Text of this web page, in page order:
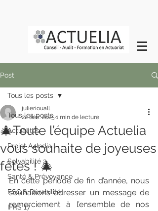
Post
Tous les posts
Actualités
Projet A4India
Solvabilité 2
Santé & Prévoyance
ESG & Durabilité
IFRS 17
Tous les posts
🎄Toute l’équipe Actuelia
vous souhaite de joyeuses
fêtes ! 🎄
julieriouall
22 déc. 2025 1 min de lecture
En cette période de fin d’année, nous
souhaitions adresser un message de